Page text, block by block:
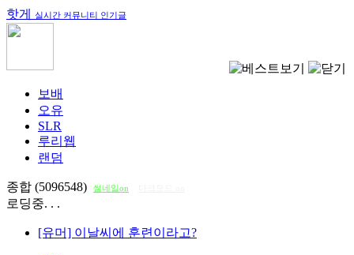
핫게 실시간 커뮤니티 인기글
보배
오유
SLR
루리웹
랜덤
종합 (5096548) 썸네일on
로딩중. . .
[유머] 이날씨에 훈련이라고?